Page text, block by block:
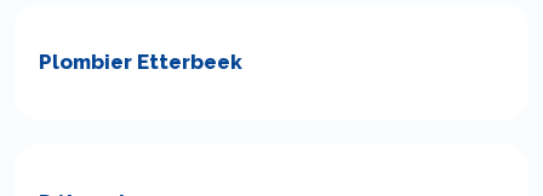
Plombier Etterbeek